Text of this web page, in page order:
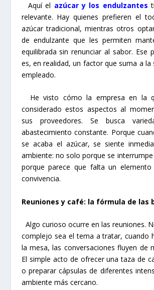
Aquí el azúcar y los endulzantes
relevante. Hay quienes prefieren el
azúcar tradicional, mientras otros
de endulzante que les permiten
equilibrada sin renunciar al sabor. Ese
es, en realidad, un factor que suma a la
empleado.
He visto cómo la empresa en la
considerado estos aspectos al
sus proveedores. Se busca
abastecimiento constante. Porque
se acaba el azúcar, se siente
ambiente: no solo porque se
porque parece que falta un
convivencia.
Reuniones y café: la fórmula de las
Algo curioso ocurre en las reuniones.
complejo sea el tema a tratar, cuando
la mesa, las conversaciones fluyen de
El simple acto de ofrecer una taza de
o preparar cápsulas de diferentes
ambiente más cercano.